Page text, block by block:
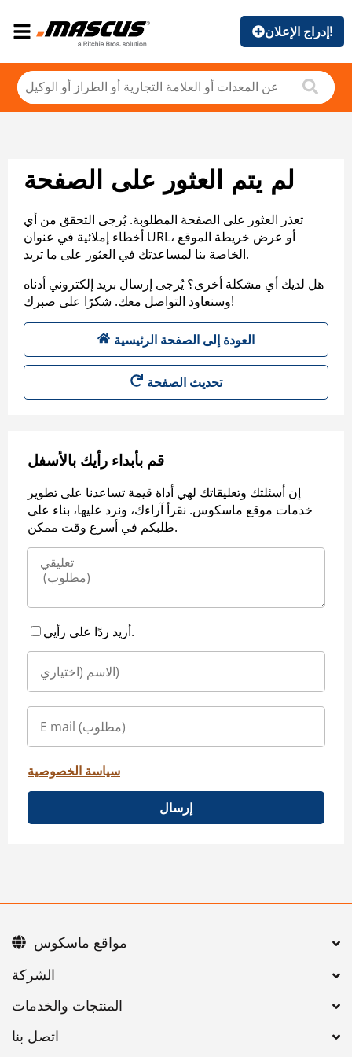
إدراج الإعلان!
لم يتم العثور على الصفحة
تعذر العثور على الصفحة المطلوبة. يُرجى التحقق من أي
أخطاء إملائية في عنوان URL، أو عرض خريطة الموقع
الخاصة بنا لمساعدتك في العثور على ما تريد.
هل لديك أي مشكلة أخرى؟ يُرجى إرسال بريد إلكتروني أدناه
وسنعاود التواصل معك. شكرًا على صبرك!
العودة إلى الصفحة الرئيسية
تحديث الصفحة
قم بأبداء رأيك بالأسفل
إن أسئلتك وتعليقاتك لهي أداة قيمة تساعدنا على تطوير
خدمات موقع ماسكوس. نقرأ آراءك، ونرد عليها، بناء على
طلبكم في أسرع وقت ممكن.
أريد ردًا على رأيي.
سياسة الخصوصية
إرسال
اتصل بنا
مواقع ماسكوس